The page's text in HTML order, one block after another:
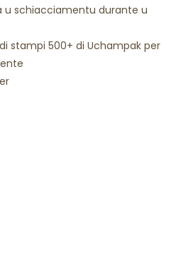
u schiacciamentu durante u
stampi 500+ di Uchampak per